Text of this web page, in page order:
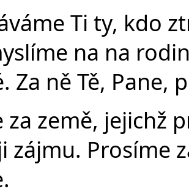
Ti ty, kdo
na na
Za ně Tě, Pane,
za země, jejichž
zájmu. Prosíme